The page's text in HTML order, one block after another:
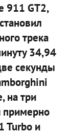
911 GT2,
трека
34,94
секунды
на три
примерно
Turbo и